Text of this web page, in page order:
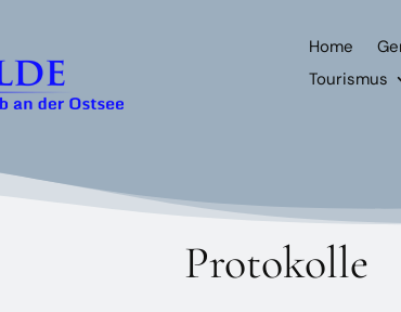
Home
Tourismus
Protokolle